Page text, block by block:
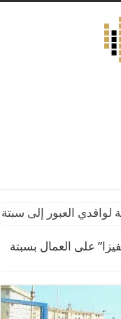
لوافدي العبور إلى
على العمال بسبتة